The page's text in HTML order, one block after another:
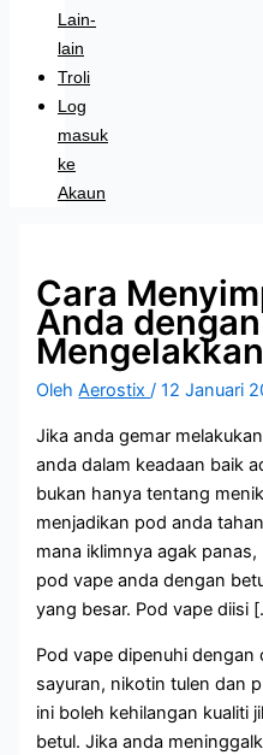
Lain-
lain
Troli
Log
masuk
ke
Akaun
Cara
Anda
OlehAerostix/12 Januari
Jika anda gemar
anda dalam keadaan baik
bukan hanya tentang
menjadikan pod anda
mana iklimnya agak
pod vape anda dengan
yang besar. Pod vape diisi
Pod vape dipenuhi dengan
sayuran, nikotin tulen dan
ini boleh kehilangan kualiti
betul. Jika anda